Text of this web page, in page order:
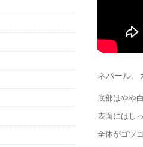
ネパール
底部はやや
表面にはし
全体がゴツ